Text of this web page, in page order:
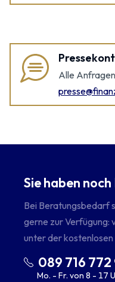
Alle
Sie haben
Bei Beratungsbedarf
gerne zur Verfügung:
unter der
089 716 772
Mo. - Fr. von 8 - 17